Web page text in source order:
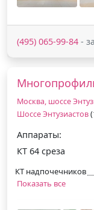
(495) 065-99-84 -
Москва, шоссе
Шоссе Энтузиастов
Аппараты:
КТ 64 среза
КТ надпочечников
Показать все